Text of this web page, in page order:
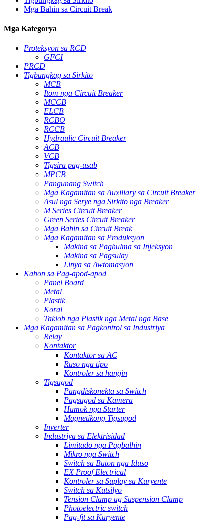
Mga Bahin sa Circuit Break
Mga Kategorya
Proteksyon sa RCD
GFCI
PRCD
Tigbungkag sa Sirkito
MCB
Itom nga Circuit Breaker
MCCB
ELCB
RCBO
RCCB
Hydraulic Circuit Breaker
ACB
VCB
Tigsira pag-usab
MPCB
Pangunang Switch
Mga Kagamitan sa Auxiliary sa Circuit Breaker
Asul nga Serye nga Sirkito nga Breaker
M Series Circuit Breaker
Green Series Circuit Breaker
Mga Bahin sa Circuit Break
Mga Kagamitan sa Produksyon
Makina sa Paghulma sa Injeksyon
Makina sa Pagsulay
Linya sa Awtomasyon
Kahon sa Pag-apod-apod
Panel Board
Metal
Plastik
Koral
Taklob nga Plastik nga Metal nga Base
Mga Kagamitan sa Pagkontrol sa Industriya
Relay
Kontaktor
Kontaktor sa AC
Ruso nga tipo
Kontroler sa hangin
Tigsugod
Pangdiskonekta sa Switch
Pagsugod sa Kamera
Humok nga Starter
Magnetikong Tigsugod
Inverter
Industriya sa Elektrisidad
Limitado nga Pagbalhin
Mikro nga Switch
Switch sa Buton nga Iduso
EX Proof Electrical
Kontroler sa Suplay sa Kuryente
Switch sa Kutsilyo
Tension Clamp ug Suspension Clamp
Photoelectric switch
Pag-fit sa Kuryente